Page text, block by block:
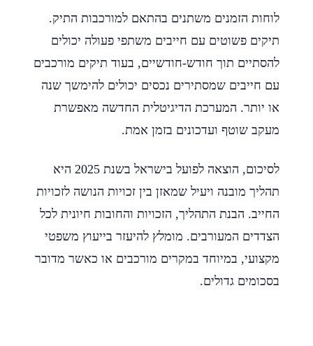
לוחות הזמנים משתנים בהתאם למורכבות התיק.
תיקים פשוטים עם חייבים משתפי פעולה יכולים
להסתיים תוך חודש-חודשיים, בעוד תיקים מורכבים
עם חייבים שמסתירים נכסים יכולים להימשך שנה
או יותר. המערכת הדיגיטלית החדשה מאפשרת
מעקב שוטף ועדכונים בזמן אמת.
לסיכום, הוצאה לפועל בישראל בשנת 2025 היא
תהליך מובנה ויעיל שמאזן בין זכויות הנושה לזכויות
החייב. הבנת התהליך, הזכויות והחובות חיונית לכל
הצדדים המעורבים. מומלץ להיעזר בייעוץ משפטי
מקצועי, במיוחד במקרים מורכבים או כאשר מדובר
בסכומים גדולים.